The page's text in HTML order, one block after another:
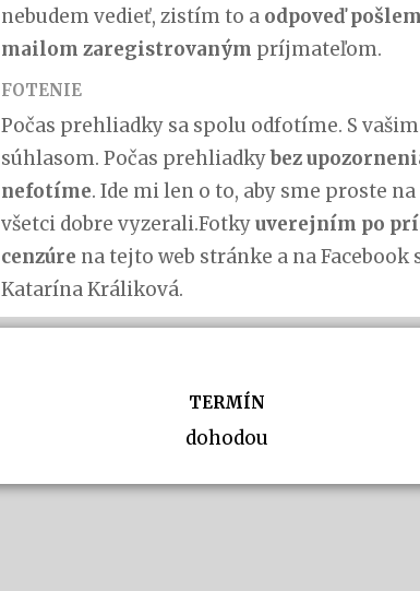
nebudem vedieť, zistím to a odpoveď
mailom zaregistrovaným príjmateľom.
FOTENIE
Počas prehliadky sa spolu odfotíme. S vašim
súhlasom. Počas prehliadkybez
nefotíme. Ide mi len o to, aby sme proste
všetci dobre vyzerali.Fotkyuverejním po
cenzúre na tejto web stránke a na Facebook
Katarína Králiková.
TERMÍN
dohodou